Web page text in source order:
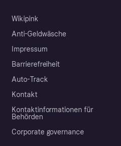
Wikipink
Anti-Geldwäsche
Impressum
Barrierefreiheit
Auto-Track
Kontakt
Kontaktinformationen für
Behörden
Corporate governance